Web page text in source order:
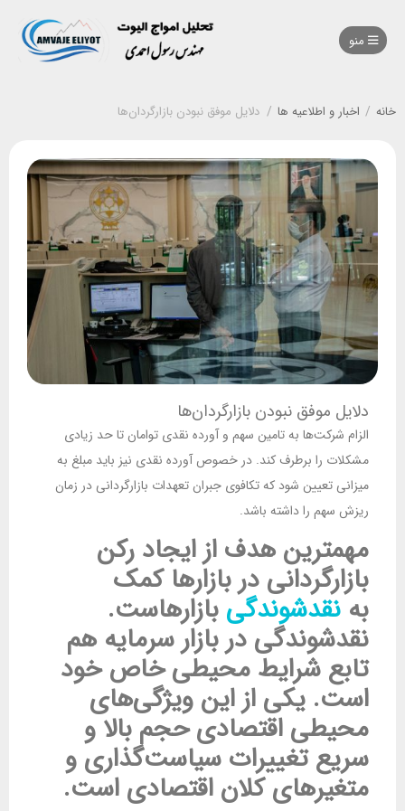
خانه / اخبار و اطلاعیه ها / دلایل موفق نبودن بازارگردان‌ها
دلایل موفق نبودن بازارگردان‌ها
الزام شرکت‌ها به تامین سهم و آورده نقدی توامان تا حد زیادی
مشکلات را برطرف کند. در خصوص آورده نقدی نیز باید مبلغ به
میزانی تعیین شود که تکافوی جبران تعهدات بازارگردانی در زمان
ریزش سهم را داشته باشد.
مهمترین هدف از ایجاد رکن
بازارگردانی در بازارها کمک
به نقدشوندگی بازارهاست.
نقدشوندگی در بازار سرمایه هم
تابع شرایط محیطی خاص خود
است. یکی از این ویژگی‌های
محیطی اقتصادی حجم بالا و
سریع تغییرات سیاست‌گذاری و
متغیرهای کلان اقتصادی است.